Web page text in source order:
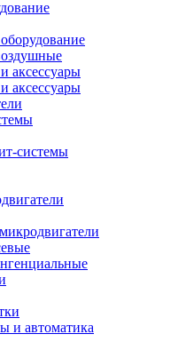
аксессуары
аксессуары
системы
и автоматика